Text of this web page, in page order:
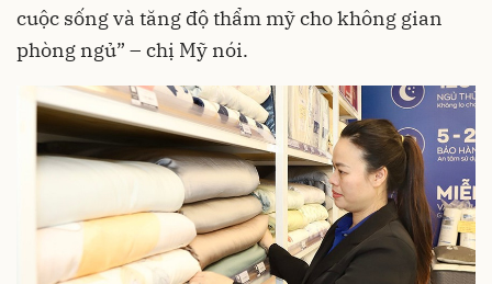
cuộc sống và tăng độ thẩm mỹ cho không gian
phòng ngủ” – chị Mỹ nói.